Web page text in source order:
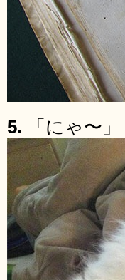
5. 「にゃ〜」